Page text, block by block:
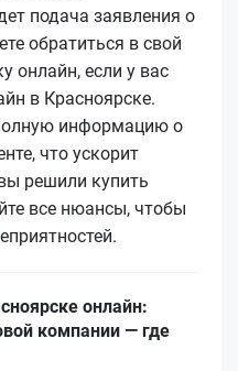
подача заявления о
обратиться в свой
онлайн, если у вас
в Красноярске.
информацию о
что ускорит
решили купить
все нюансы, чтобы
онлайн:
компании — где